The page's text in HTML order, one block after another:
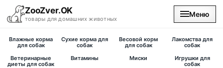
ZooZver.OK
товары для домашних животных
Меню
На главную
Влажные корма
для собак
Сухие корма для
собак
Весовой корм
для собак
Лакомства для
собак
Ветеринарные
диеты для собак
Витамины Миски
Игрушки для
собак